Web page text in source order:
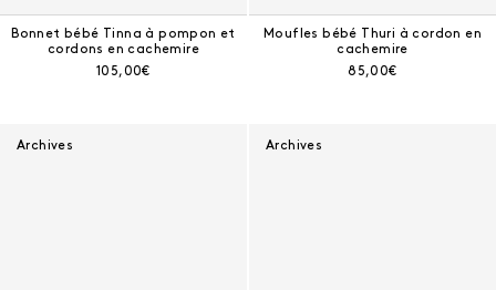
Bonnet bébé Tinna à pompon et
cordons en cachemire
Prix courant :
105,00€
Moufles bébé Thuri à cordon en
cachemire
Prix courant :
85,00€
Archives Archives